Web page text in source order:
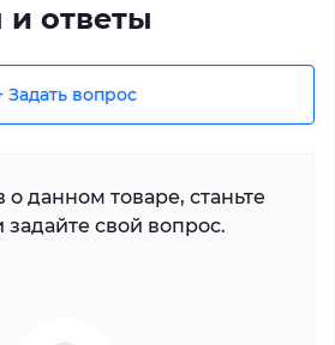
ответы
Задать вопрос
о данном товаре, станьте
свой вопрос.